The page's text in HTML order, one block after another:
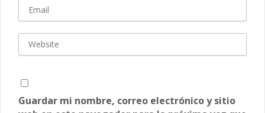
Guardar mi nombre, correo electrónico y sitio